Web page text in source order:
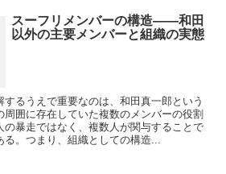
スーフリメンバーの構造――和田
以外の主要メンバーと組織の実態
するうえで重要なのは、和田真一郎という
囲に存在していた複数のメンバーの役割
の暴走ではなく、複数人が関与することで
。つまり、組織としての構造...